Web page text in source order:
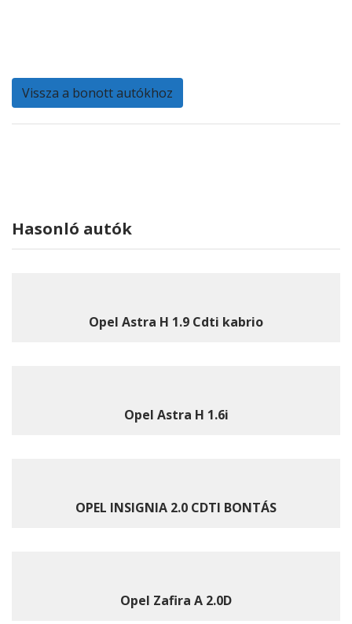
Vissza a bonott autókhoz
Hasonló autók
Opel Astra H 1.9 Cdti kabrio
Opel Astra H 1.6i
OPEL INSIGNIA 2.0 CDTI BONTÁS
Opel Zafira A 2.0D